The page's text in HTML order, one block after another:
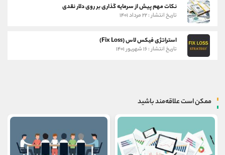
نکات مهم پیش از سرمایه گذاری بر روی دلار نقدی
تاریخ انتشار : ۲۲ مرداد ۱۴۰۱
استراتژی فیکس لاس (Fix Loss)
تاریخ انتشار : ۱۶ شهریور ۱۴۰۱
ممکن است علاقه‌مند باشید